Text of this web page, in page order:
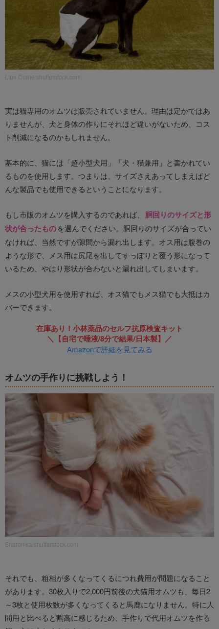
Linn Currie/shutterstock.com
実は猫専用のオムツは販売されていません。理由は定かではあ
りませんが、犬と身体の作りにそれほど違いがないため、コス
ト削減になるのかもしれません。
基本的に、猫には「超小型犬用」「犬・猫兼用」と書かれてい
るものを使用します。つまりは、サイズさえあってしまえばど
んな製品でも使用できるということになります。
もし市販のオムツを購入するのであれば、
胴回りのサイズと形
状が合ったものを選んでください。胴回りのサイズが合ってい
なければ、当然ですが隙間から漏れ出します。オス用は腹巻の
ような形で、メス用は尻尾を出してすっぽりと覆う形になって
いるため、やはり形状が合わないと漏れ出してしまいます。
メスの小型犬用を使用すれば、オス猫でもメス猫でも大抵はカ
バーできます。
在庫あり！小林薬品のセルフ抗原検査キット
＼【自宅で唾液/8分で結果/日本製】／
Amazonで詳細を見てみる
オムツの手作りに挑戦しよう！
Sharomka/shutterstock.com
それでも、粗相が多くなってくるにつれ費用が問題になること
があります。30枚入りで2,000円前後の犬猫用オムツも、毎日2
～3枚と使用枚数が多くなってくると馬鹿になりません。特に人
間用と比べると割高に感じるため、手作りで代用オムツを作る